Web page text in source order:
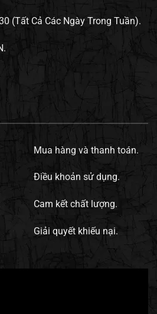
(Tất Cả Các Ngày Trong Tuần).
Mua hàng và thanh toán.
Điều khoản sử dụng.
Cam kết chất lượng.
Giải quyết khiếu nại.